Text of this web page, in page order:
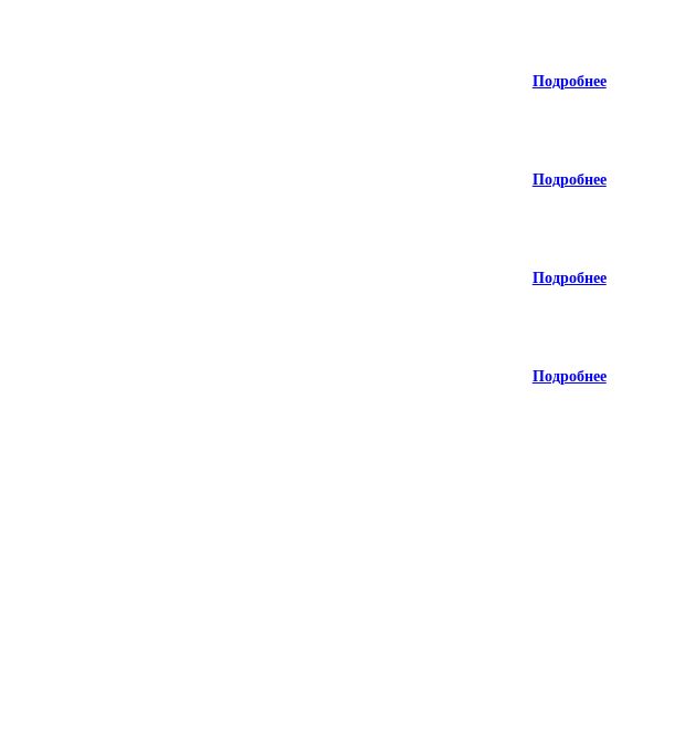
Подробнее
Подробнее
Подробнее
Подробнее